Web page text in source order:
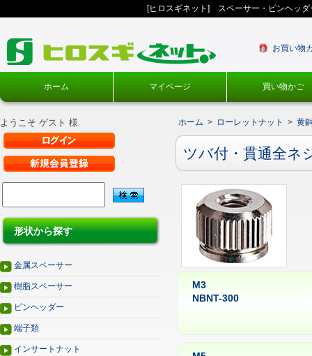
[ヒロスギネット] スペーサー・ピンヘッ
お買い物
ホーム マイページ 買い物かご
ようこそ ゲスト 様
形状から探す
金属スペーサー
樹脂スペーサー
ピンヘッダー
端子類
インサートナット
ホーム > ローレットナット > 黄
ツバ付・貫通全ネ
M3
NBNT-300